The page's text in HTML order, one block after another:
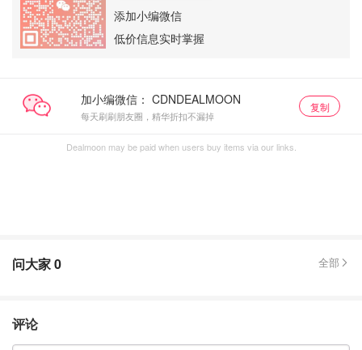
添加小编微信
低价信息实时掌握
加小编微信：
每天刷刷朋友圈，精华折扣不漏掉
复制
Dealmoon may be paid when users buy items via our links.
问大家0 全部
评论